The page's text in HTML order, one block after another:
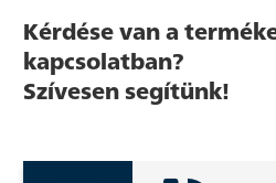
Kérdése van a
kapcsolatban?
Szívesen segítünk!